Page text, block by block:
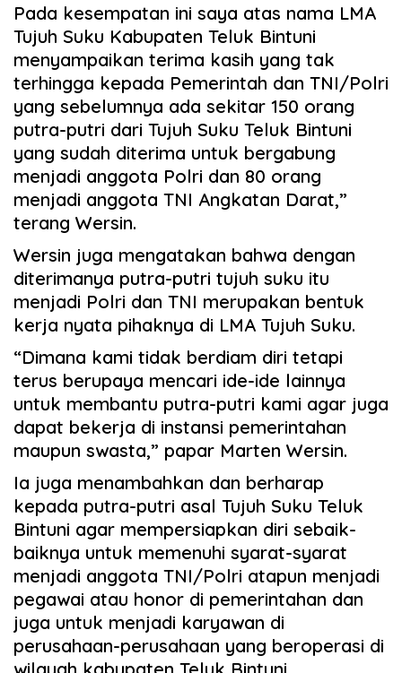
Pada kesempatan ini saya atas nama LMA
Tujuh Suku Kabupaten Teluk Bintuni
menyampaikan terima kasih yang tak
terhingga kepada Pemerintah dan TNI/Polri
yang sebelumnya ada sekitar 150 orang
putra-putri dari Tujuh Suku Teluk Bintuni
yang sudah diterima untuk bergabung
menjadi anggota Polri dan 80 orang
menjadi anggota TNI Angkatan Darat,”
terang Wersin.
Wersin juga mengatakan bahwa dengan
diterimanya putra-putri tujuh suku itu
menjadi Polri dan TNI merupakan bentuk
kerja nyata pihaknya di LMA Tujuh Suku.
“Dimana kami tidak berdiam diri tetapi
terus berupaya mencari ide-ide lainnya
untuk membantu putra-putri kami agar juga
dapat bekerja di instansi pemerintahan
maupun swasta,” papar Marten Wersin.
Ia juga menambahkan dan berharap
kepada putra-putri asal Tujuh Suku Teluk
Bintuni agar mempersiapkan diri sebaik-
baiknya untuk memenuhi syarat-syarat
menjadi anggota TNI/Polri atapun menjadi
pegawai atau honor di pemerintahan dan
juga untuk menjadi karyawan di
perusahaan-perusahaan yang beroperasi di